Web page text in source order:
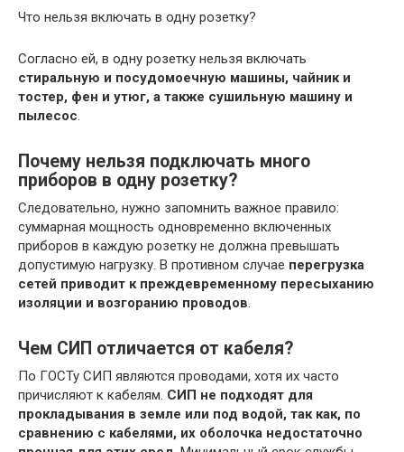
Что нельзя включать в одну розетку?
Согласно ей, в одну розетку нельзя включать
стиральную и посудомоечную машины, чайник и
тостер, фен и утюг, а также сушильную машину и
пылесос
Почему нельзя подключать много
приборов в одну розетку?
Следовательно, нужно запомнить важное правило:
суммарная мощность одновременно включенных
приборов в каждую розетку не должна превышать
допустимую нагрузку. В противном случае перегрузка
сетей приводит к преждевременному пересыханию
изоляции и возгоранию проводов
Чем СИП отличается от кабеля?
По ГОСТу СИП являются проводами, хотя их часто
причисляют к кабелям. СИП не подходят для
прокладывания в земле или под водой, так как, по
сравнению с кабелями, их оболочка недостаточно